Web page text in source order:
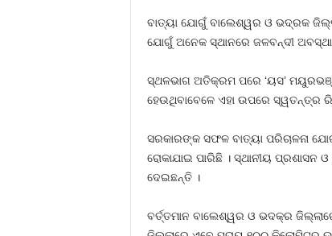
ବାତ୍ୟା ଯୋଗୁଁ ବାଲେଶ୍ୱର ଓ ଭଦ୍ରକ
ଯୋଗୁଁ ଅନେକ ସ୍ଥାନରେ ଜଳବନ୍ଦୀ
ସ୍ଥଳଭାଗ ଅତିକ୍ରମ ପରେ ‘ୟସ’
ହେଉଥିବାବେଳେ ଏହା ଉପରେ ସ୍ୱତନ୍ତ୍ର
ସରକାରଙ୍କ ସଫଳ ବାତ୍ୟା ପରିଚାଳନା
ରୋକାଯାଇ ପାରିଛି । ସ୍ଥାନୀୟ ପ୍ରଶାସନ
ଦେଇଛନ୍ତି ।
ବର୍ତ୍ତମାନ ବାଲେଶ୍ୱର ଓ ଭଦକ୍ର